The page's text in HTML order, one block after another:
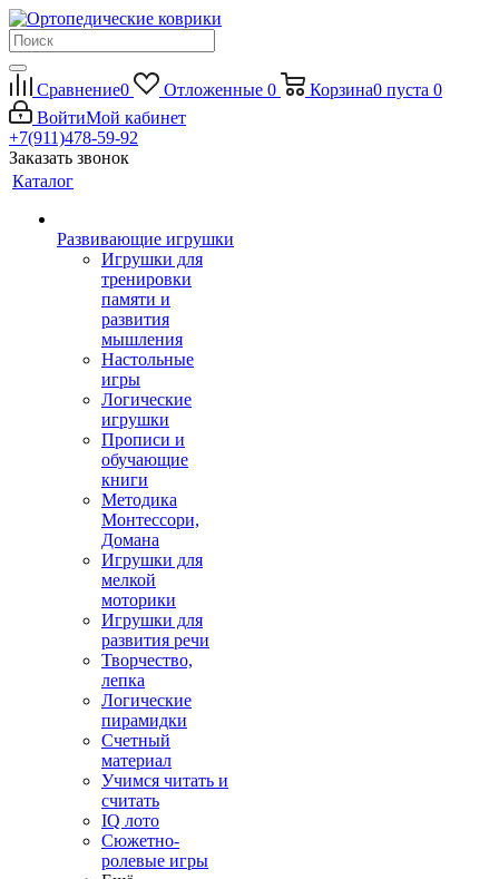
Сравнение0 Отложенные 0 Корзина0 пуста 0
ВойтиМой кабинет
+7(911)478-59-92
Заказать звонок
Каталог
Развивающие игрушки
Игрушки для
тренировки
памяти и
развития
мышления
Настольные
игры
Логические
игрушки
Прописи и
обучающие
книги
Методика
Монтессори,
Домана
Игрушки для
мелкой
моторики
Игрушки для
развития речи
Творчество,
лепка
Логические
пирамидки
Счетный
материал
Учимся читать и
считать
IQ лото
Сюжетно-
ролевые игры